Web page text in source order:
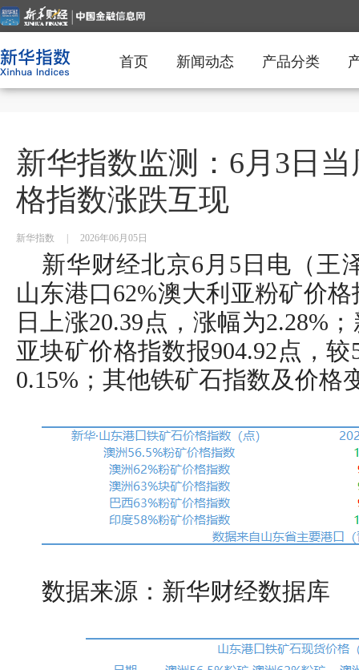
首页 新闻动态 产品分类
新华指数监测：6月3日
格指数涨跌互现
新华指数 2026年06月05日
新华财经北京6月5日电（王
山东港口62%澳大利亚粉矿价
日上涨20.39点，涨幅为2.28%
亚块矿价格指数报904.92点，
0.15%；其他铁矿石指数及价格
数据来源：新华财经数据库